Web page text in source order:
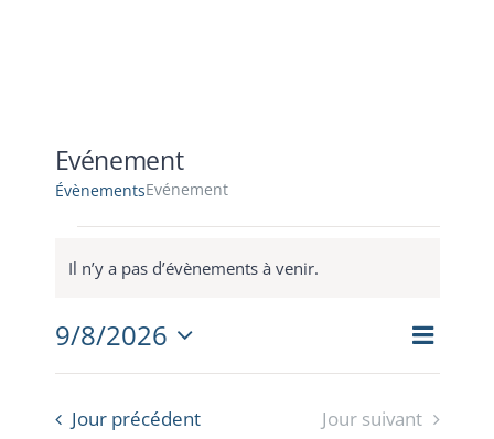
Evénement
ÉvènementsEvénement
for
août
2026
Notice
Il n’y a pas d’évènements à venir.
par
Jour
9/8/2026
Sélectionnez
date.
Jour précédent Jour suivant